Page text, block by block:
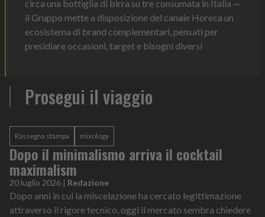
circa una bottiglia di birra su tre consumata in Italia —
il Gruppo mette a disposizione del canale Horeca un
ecosistema di brand complementari, pensati per
presidiare occasioni, target e bisogni diversi
Prosegui il viaggio
Rassegna stampa mixology
Dopo il minimalismo arriva il cocktail
maximalism
20 luglio 2026 | Redazione
Dopo anni in cui la miscelazione ha cercato legittimazione
attraverso il rigore tecnico, oggi il mercato sembra chiedere